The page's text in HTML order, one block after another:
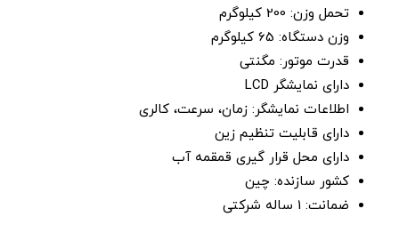
تحمل وزن: 200 کیلوگرم
وزن دستگاه: 65 کیلوگرم
قدرت موتور: مگنتی
دارای نمایشگر LCD
اطلاعات نمایشگر: زمان، سرعت، کالری
دارای قابلیت تنظیم زین
دارای محل قرار گیری قمقمه آب
کشور سازنده: چین
ضمانت: 1 ساله شرکتی